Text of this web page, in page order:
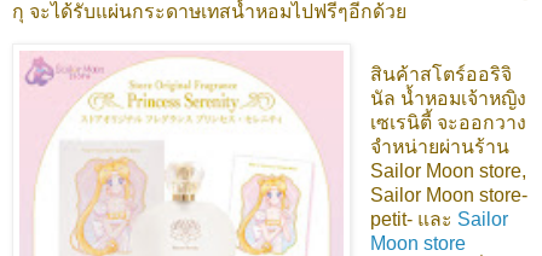
กุ จะได้รับแผ่นกระดาษเทสน้ำหอมไปฟรีๆอีกด้วย
สินค้าสโตร์ออริจิ
นัล น้ำหอมเจ้าหญิง
เซเรนิตี้ จะออกวาง
จำหน่ายผ่านร้าน
Sailor Moon store,
Sailor Moon store-
petit- และ Sailor
Moon store